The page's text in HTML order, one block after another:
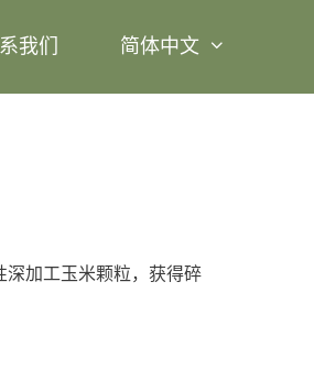
我们 简体中文
深加工玉米颗粒，获得碎